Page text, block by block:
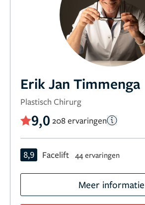
Erik Jan Timmenga
Plastisch Chirurg
9,0 208 ervaringen
8,9 Facelift 44 ervaringen
Meer informatie